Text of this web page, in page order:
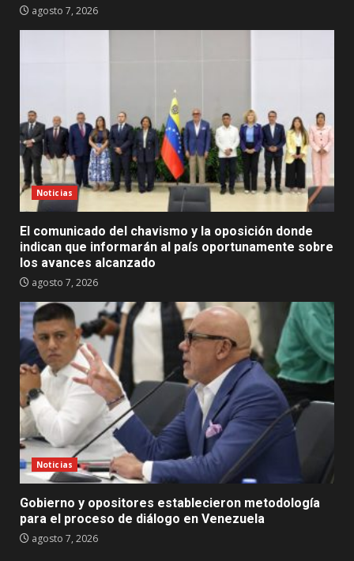
agosto 7, 2026
Noticias
El comunicado del chavismo y la oposición donde
indican que informarán al país oportunamente sobre
los avances alcanzado
agosto 7, 2026
Noticias
Gobierno y opositores establecieron metodología
para el proceso de diálogo en Venezuela
agosto 7, 2026